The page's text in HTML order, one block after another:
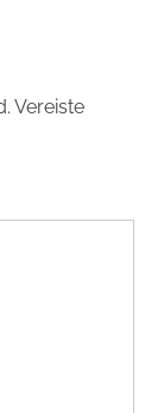
Vereiste